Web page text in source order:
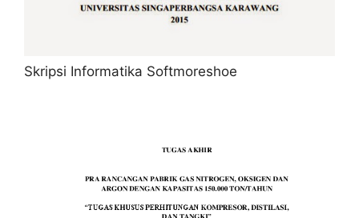
Skripsi Informatika Softmoreshoe